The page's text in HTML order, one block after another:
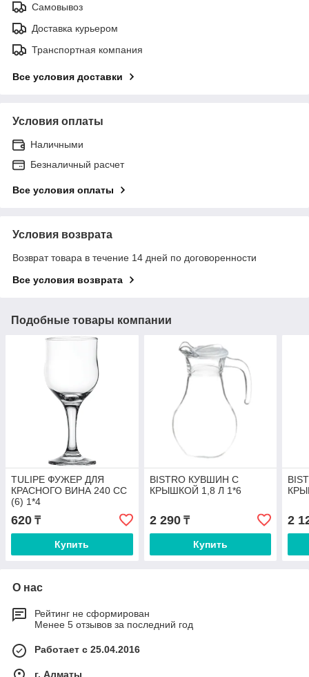
Самовывоз
Доставка курьером
Транспортная компания
Все условия доставки
Условия оплаты
Наличными
Безналичный расчет
Все условия оплаты
Условия возврата
Возврат товара в течение 14 дней по договоренности
Все условия возврата
Подобные товары компании
TULIPE ФУЖЕР ДЛЯ
КРАСНОГО ВИНА 240 СС
(6) 1*4
620 ₸
Купить
BISTRO КУВШИН С
КРЫШКОЙ 1,8 Л 1*6
2 290₸
Купить
2
О нас
Рейтинг не сформирован
Менее 5 отзывов за последний год
Работает с 25.04.2016
г. Алматы